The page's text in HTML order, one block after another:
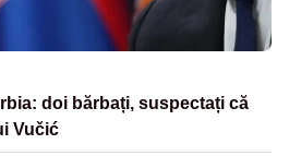
doi bărbați, suspectați că
Vučić